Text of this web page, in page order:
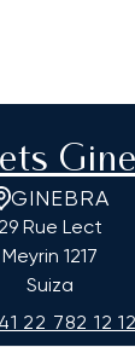
GINEBRA
29 Rue Lect
Meyrin 1217
Suiza
22 782 12 12